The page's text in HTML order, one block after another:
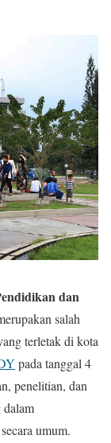
dan
salah
terletak di kota
pada tanggal 4
penelitian, dan
dalam
umum.